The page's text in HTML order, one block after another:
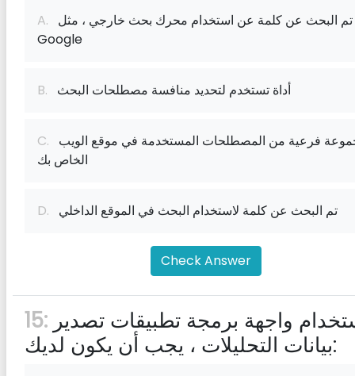
A.
Google
B. أداة تستخدم لتحديد منافسة مصطلحات البحث
C.
الخاص بك
D. تم البحث عن كلمة لاستخدام البحث في الموقع الداخلي
Check Answer
15:
بيانات التحليلات ، يجب أن يكون لديك: